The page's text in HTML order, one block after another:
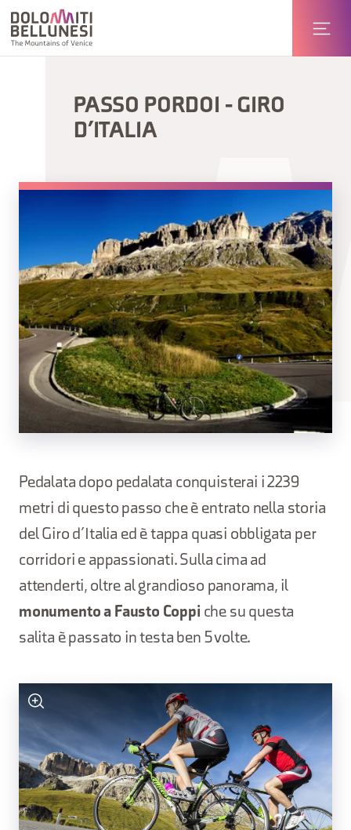
PASSO PORDOI - GIRO
D’ITALIA
Pedalata dopo pedalata conquisterai i 2239
metri di questo passo che è entrato nella storia
del Giro d’Italia ed è tappa quasi obbligata per
corridori e appassionati. Sulla cima ad
attenderti, oltre al grandioso panorama, il
monumento a Fausto Coppi che su questa
salita è passato in testa ben 5 volte.